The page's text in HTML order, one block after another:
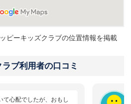
ピーキッズクラブの位置情報を掲載
ブ利用者の口コミ
て心配でしたが、おもし